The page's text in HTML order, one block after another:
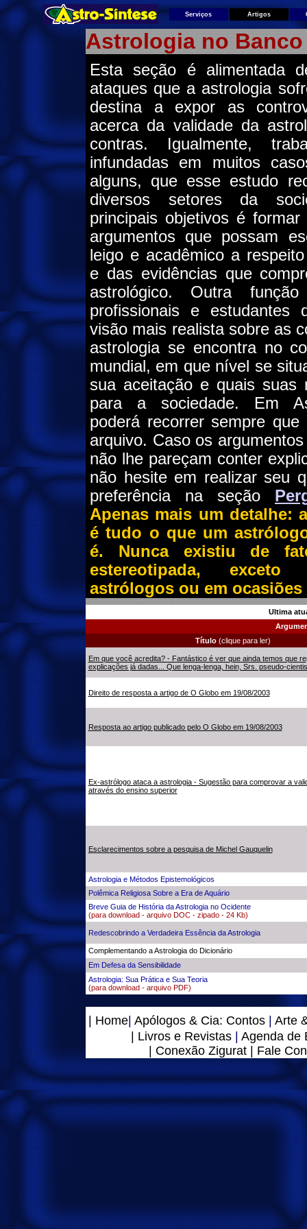
Serviços Artigos
Astrologia no
Esta seção é alimentada
ataques que a astrologia
destina a expor as
acerca da validade da
contras. Igualmente,
infundadas em muitos
alguns, que esse estudo
diversos setores da
principais objetivos é
argumentos que possam
leigo e acadêmico a
e das evidências que
astrológico. Outra
profissionais e estudantes
visão mais realista sobre as
astrologia se encontra no
mundial, em que nível se
sua aceitação e quais suas
para a sociedade. Em
poderá recorrer sempre
arquivo. Caso os
não lhe pareçam conter
não hesite em realizar seu
preferência na seção
Apenas mais um detalhe:
é tudo o que um
é. Nunca existiu de
estereotipada, exceto
astrólogos ou em
Ultima
Título (clique para ler)
Em que você acredita? - Fantástico é ver que ainda temos que
explicações já dadas... Que lenga-lenga, hein, Srs. pseudo-
Direito de resposta a artigo de O Globo em 19/08/2003
Resposta ao artigo publicado pelo O Globo em 19/08/2003
Ex-astrólogo ataca a astrologia - Sugestão para comprovar a
através do ensino superior
Esclarecimentos sobre a pesquisa de Michel Gauquelin
Astrologia e Métodos Epistemológicos
Polêmica Religiosa Sobre a Era de Aquário
Breve Guia de História da Astrologia no Ocidente
(para download - arquivo DOC - zipado - 24 Kb)
Redescobrindo a Verdadeira Essência da Astrologia
Complementando a Astrologia do Dicionário
Em Defesa da Sensibilidade
Astrologia: Sua Prática e Sua Teoria
(para download - arquivo PDF)
| Home Apólogos & Cia: Contos
Arte
| Livros e Revistas
Agenda de
| Conexão Zigurat | Fale